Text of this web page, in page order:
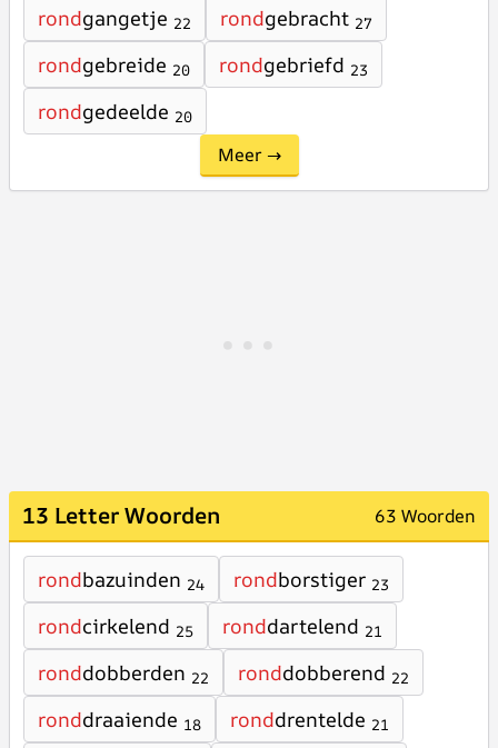
rondgangetje 22 rondgebracht 27
rondgebreide 20 rondgebriefd 23
rondgedeelde 20
Meer →
13 Letter Woorden 63 Woorden
rondbazuinden 24 rondborstiger 23
rondcirkelend 25 ronddartelend 21
ronddobberden 22 ronddobberend 22
ronddraaiende 18 ronddrentelde 21